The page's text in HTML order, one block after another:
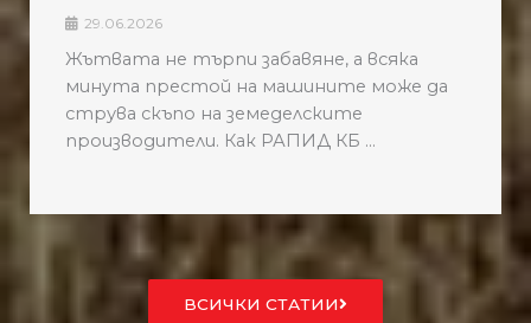
29.06.2026
Жътвата не търпи забавяне, а всяка
минута престой на машините може да
струва скъпо на земеделските
производители. Как РАПИД КБ ...
ВСИЧКИ СТАТИИ